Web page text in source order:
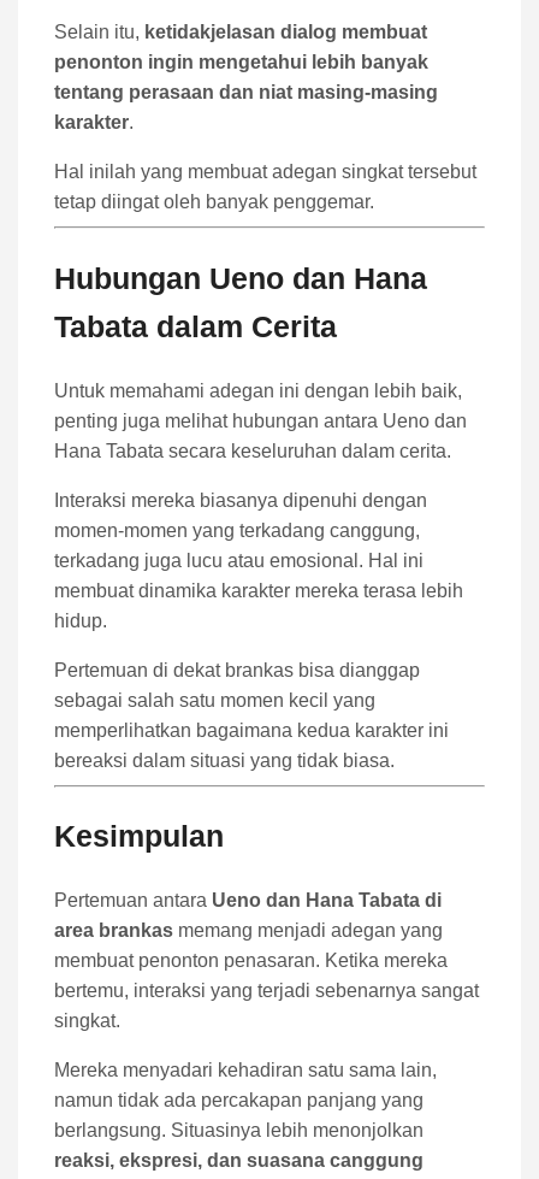
Selain itu, ketidakjelasan dialog membuat
penonton ingin mengetahui lebih banyak
tentang perasaan dan niat masing-masing
karakter.
Hal inilah yang membuat adegan singkat tersebut
tetap diingat oleh banyak penggemar.
Hubungan Ueno dan Hana
Tabata dalam Cerita
Untuk memahami adegan ini dengan lebih baik,
penting juga melihat hubungan antara Ueno dan
Hana Tabata secara keseluruhan dalam cerita.
Interaksi mereka biasanya dipenuhi dengan
momen-momen yang terkadang canggung,
terkadang juga lucu atau emosional. Hal ini
membuat dinamika karakter mereka terasa lebih
hidup.
Pertemuan di dekat brankas bisa dianggap
sebagai salah satu momen kecil yang
memperlihatkan bagaimana kedua karakter ini
bereaksi dalam situasi yang tidak biasa.
Kesimpulan
Pertemuan antara Ueno dan Hana Tabata di
area brankas memang menjadi adegan yang
membuat penonton penasaran. Ketika mereka
bertemu, interaksi yang terjadi sebenarnya sangat
singkat.
Mereka menyadari kehadiran satu sama lain,
namun tidak ada percakapan panjang yang
berlangsung. Situasinya lebih menonjolkan
reaksi, ekspresi, dan suasana canggung